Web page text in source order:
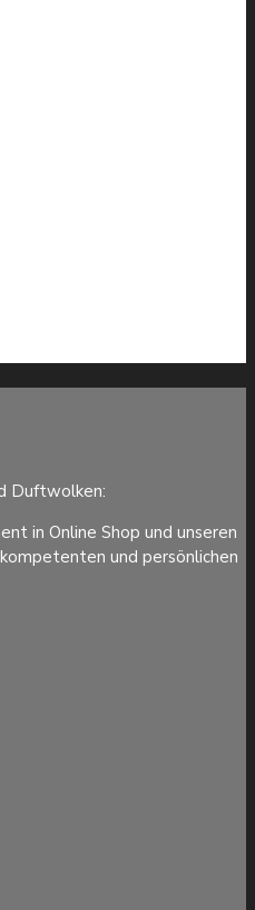
Duftwolken:
in Online Shop und unseren
und persönlichen